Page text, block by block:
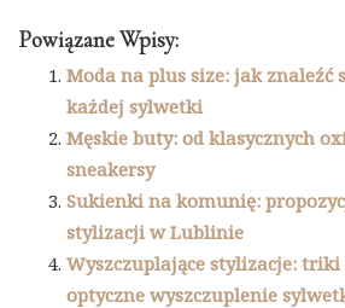
Powiązane Wpisy:
Moda na plus size: jak
każdej sylwetki
Męskie buty: od klasycznych
sneakersy
Sukienki na komunię:
stylizacji w Lublinie
Wyszczuplające stylizacje:
optyczne wyszczuplenie